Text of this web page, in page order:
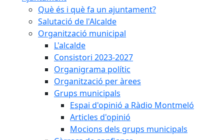
Què és i què fa un ajuntament?
Salutació de l'Alcalde
Organització municipal
L'alcalde
Consistori 2023-2027
Organigrama polític
Organització per àrees
Grups municipals
Espai d'opinió a Ràdio Montmeló
Articles d'opinió
Mocions dels grups municipals